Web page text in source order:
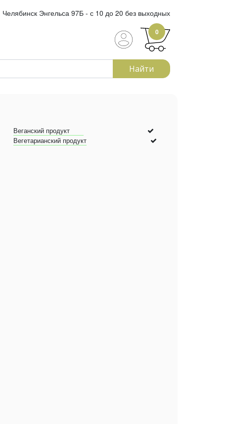
Челябинск Энгельса 97Б - с 10 до 20 без выходных
0
Найти
Веганский продукт
Вегетарианский продукт